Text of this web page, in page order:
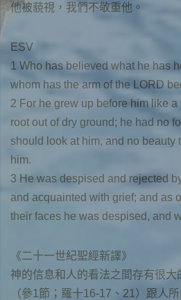
他被藐視，我們不敬重他。
ESV
1 Who has believed what he has
whom has the arm of the LORD
2 For he grew up before him like
root out of dry ground; he had no
should look at him, and no beauty
him.
3 He was despised and rejected
and acquainted with grief; and as
their faces he was despised, and
《二十一世紀聖經新譯》
神的信息和人的看法之間存有很
（參1節；羅十16-17、21）跟人